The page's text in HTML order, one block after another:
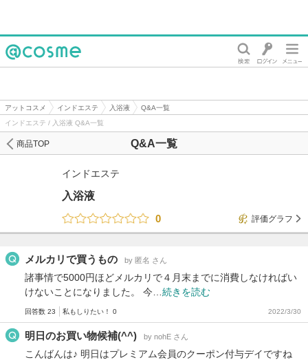
アットコスメ インドエステ 入浴液
Q&A一覧
インドエステ / 入浴液 Q&A一覧
Q&A一覧
商品TOP
インドエステ
入浴液
0
評価グラフ
メルカリで買うもの by 匿名 さん
諸事情で5000円ほどメルカリで４月末までに消費しなければい
けないことになりました。 今… 続きを読む
回答数 23 私もしりたい！ 0 2022/3/30
明日のお買い物候補(^^) by nohE さん
こんばんは♪ 明日はプレミアム会員のクーポン付与デイですね